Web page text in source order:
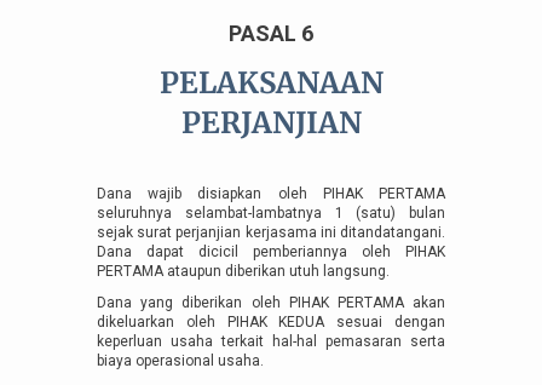
PASAL 6
PELAKSANAAN
PERJANJIAN
Dana wajib disiapkan oleh PIHAK PERTAMA
seluruhnya selambat-lambatnya 1 (satu) bulan
sejak surat perjanjian kerjasama ini ditandatangani.
Dana dapat dicicil pemberiannya oleh PIHAK
PERTAMA ataupun diberikan utuh langsung.
Dana yang diberikan oleh PIHAK PERTAMA akan
dikeluarkan oleh PIHAK KEDUA sesuai dengan
keperluan usaha terkait hal-hal pemasaran serta
biaya operasional usaha.